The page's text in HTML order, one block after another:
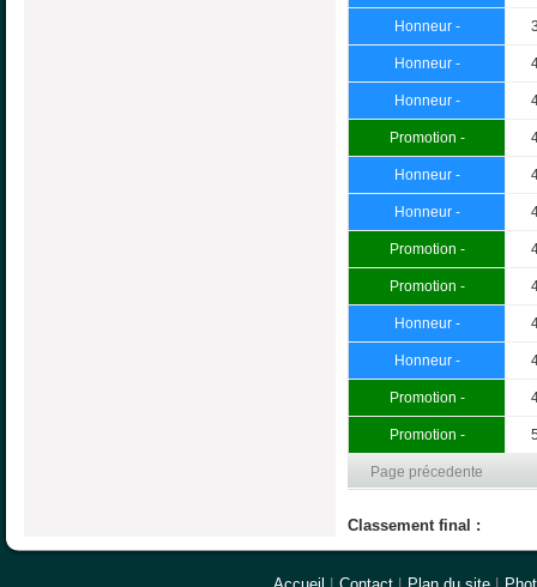
Honneur -
Honneur -
Honneur -
Promotion -
Honneur -
Honneur -
Promotion -
Promotion -
Honneur -
Honneur -
Promotion -
Promotion -
Page précedente
Classement final :